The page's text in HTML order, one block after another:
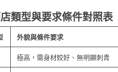
類型與要求條件對照表
外貌與條件要求
極高，需身材姣好、無明顯刺青